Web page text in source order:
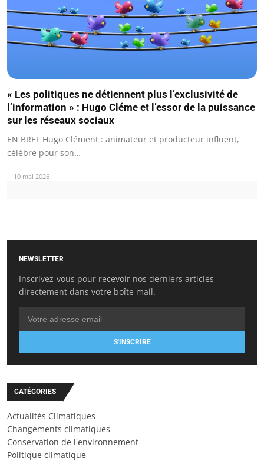
« Les politiques ne détiennent plus l’exclusivité de
l’information » : Hugo Cléme et l’essor de la puissance
sur les réseaux sociaux
EN BREF Hugo Clément : animateur et producteur influent,
célèbre pour son…
10 mai 2026
NEWSLETTER
Inscrivez-vous pour recevoir nos derniers articles
directement dans votre boîte mail.
S'INSCRIRE
CATÉGORIES
Actualités Climatiques
Changements climatiques
Conservation de l'environnement
Politique climatique